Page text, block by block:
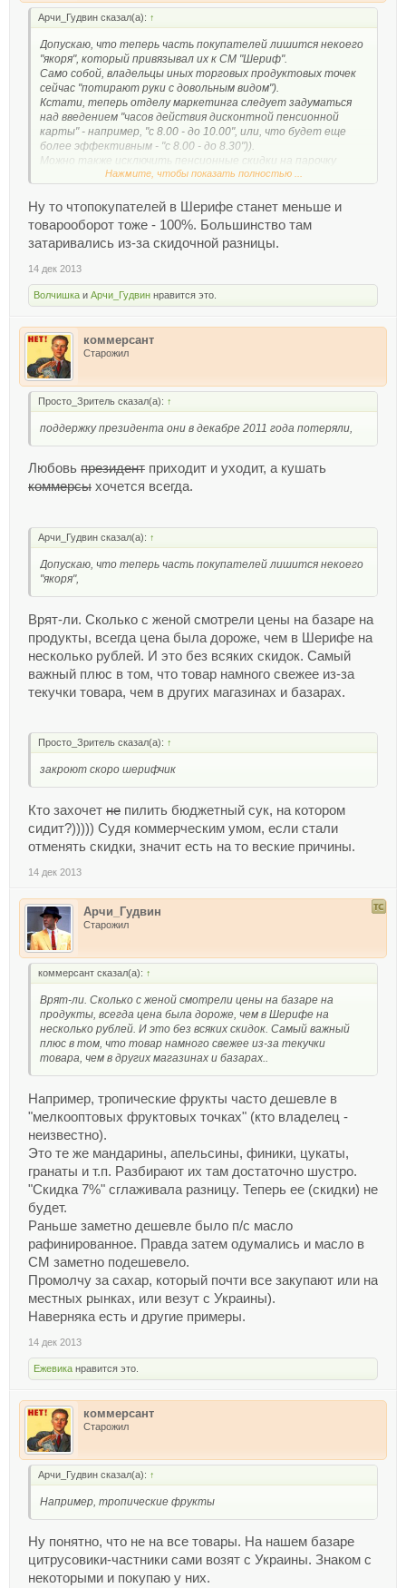
Арчи_Гудвин сказал(а): ↑
Допускаю, что теперь часть покупателей лишится некоего
"якоря", который привязывал их к СМ "Шериф".
Само собой, владельцы иных торговых продуктовых точек
сейчас "потирают руки с довольным видом").
Кстати, теперь отделу маркетинга следует задуматься
над введением "часов действия дисконтной пенсионной
карты" - например, "с 8.00 - до 10.00", или, что будет еще
более эффективным - "с 8.00 - до 8.30")).
Можно также исключить пенсионные скидки на парочку
денечков недели - например, субботу и воскресенье)).
супермаркетов - там для пенсионеров стоят отдельно
"скидочные корзинки" - правда, товар там только просрочка,
- но идея неплоха...))
Нажмите, чтобы показать полностью ...
Ну то чтопокупателей в Шерифе станет меньше и
товарооборот тоже - 100%. Большинство там
затаривались из-за скидочной разницы.
14 дек 2013
Волчишка и Арчи_Гудвин нравится это.
коммерсант
Старожил
Просто_Зритель сказал(а): ↑
поддержку президента они в декабре 2011 года потеряли,
Любовь президент приходит и уходит, а кушать
коммерсы хочется всегда.
Арчи_Гудвин сказал(а): ↑
Допускаю, что теперь часть покупателей лишится некоего
"якоря",
Врят-ли. Сколько с женой смотрели цены на базаре на
продукты, всегда цена была дороже, чем в Шерифе на
несколько рублей. И это без всяких скидок. Самый
важный плюс в том, что товар намного свежее из-за
текучки товара, чем в других магазинах и базарах.
Просто_Зритель сказал(а): ↑
закроют скоро шерифчик
Кто захочет не пилить бюджетный сук, на котором
сидит?))))) Судя коммерческим умом, если стали
отменять скидки, значит есть на то веские причины.
14 дек 2013
Арчи_Гудвин
Старожил
коммерсант сказал(а): ↑
Врят-ли. Сколько с женой смотрели цены на базаре на
продукты, всегда цена была дороже, чем в Шерифе на
несколько рублей. И это без всяких скидок. Самый важный
плюс в том, что товар намного свежее из-за текучки
товара, чем в других магазинах и базарах..
Например, тропические фрукты часто дешевле в
"мелкооптовых фруктовых точках" (кто владелец -
неизвестно).
Это те же мандарины, апельсины, финики, цукаты,
гранаты и т.п. Разбирают их там достаточно шустро.
"Скидка 7%" сглаживала разницу. Теперь ее (скидки) не
будет.
Раньше заметно дешевле было п/с масло
рафинированное. Правда затем одумались и масло в
СМ заметно подешевело.
Промолчу за сахар, который почти все закупают или на
местных рынках, или везут с Украины).
Наверняка есть и другие примеры.
14 дек 2013
Ежевика нравится это.
коммерсант
Старожил
Арчи_Гудвин сказал(а): ↑
Например, тропические фрукты
Ну понятно, что не на все товары. На нашем базаре
цитрусовики-частники сами возят с Украины. Знаком с
некоторыми и покупаю у них.